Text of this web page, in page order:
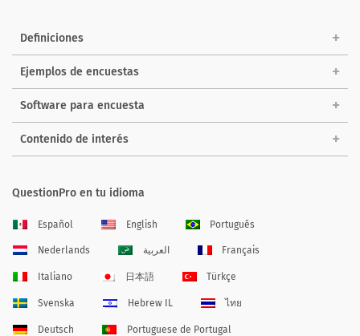
Definiciones
Ejemplos de encuestas
Software para encuesta
Contenido de interés
QuestionPro en tu idioma
Español English Português
Nederlands العربية Français
Italiano 日本語 Türkçe
Svenska Hebrew IL ไทย
Deutsch Portuguese de Portugal